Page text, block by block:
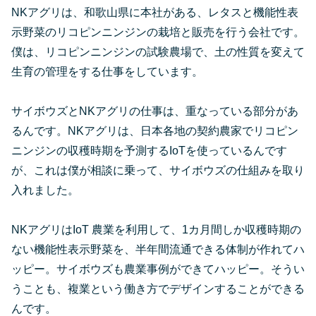
NKアグリは、和歌山県に本社がある、レタスと機能性表
示野菜のリコピンニンジンの栽培と販売を行う会社です。
僕は、リコピンニンジンの試験農場で、土の性質を変えて
生育の管理をする仕事をしています。
サイボウズとNKアグリの仕事は、重なっている部分があ
るんです。NKアグリは、日本各地の契約農家でリコピン
ニンジンの収穫時期を予測するIoTを使っているんです
が、これは僕が相談に乗って、サイボウズの仕組みを取り
入れました。
NKアグリはIoT 農業を利用して、1カ月間しか収穫時期の
ない機能性表示野菜を、半年間流通できる体制が作れてハ
ッピー。サイボウズも農業事例ができてハッピー。そうい
うことも、複業という働き方でデザインすることができる
んです。